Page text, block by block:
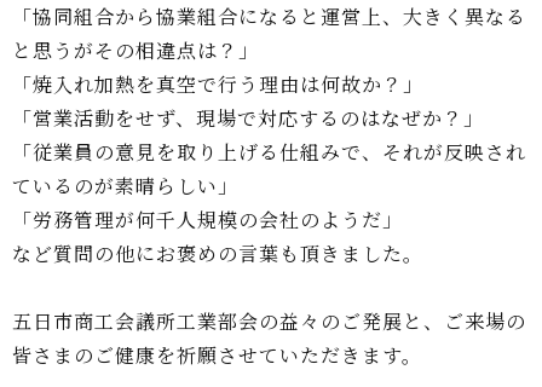
「協同組合から協業組合になると運営上、大きく異なる
と思うがその相違点は？」
「焼入れ加熱を真空で行う理由は何故か？」
「営業活動をせず、現場で対応するのはなぜか？」
「従業員の意見を取り上げる仕組みで、それが反映され
ているのが素晴らしい」
「労務管理が何千人規模の会社のようだ」
など質問の他にお褒めの言葉も頂きました。
五日市商工会議所工業部会の益々のご発展と、ご来場の
皆さまのご健康を祈願させていただきます。